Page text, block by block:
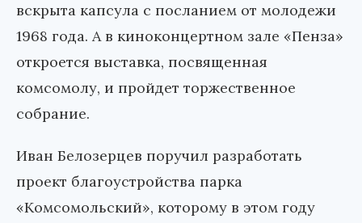
вскрыта капсула с посланием от молодежи
1968 года. А в киноконцертном зале «Пенза»
откроется выставка, посвященная
комсомолу, и пройдет торжественное
собрание.
Иван Белозерцев поручил разработать
проект благоустройства парка
«Комсомольский», которому в этом году